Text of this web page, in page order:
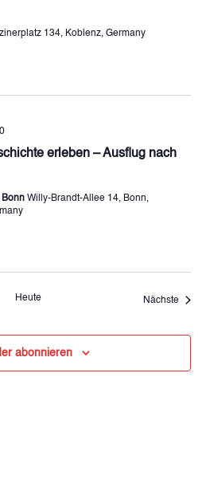
134, Koblenz, Germany
erleben – Ausflug nach
Bonn Willy-Brandt-Allee 14, Bonn,
Heute Nächste
abonnieren